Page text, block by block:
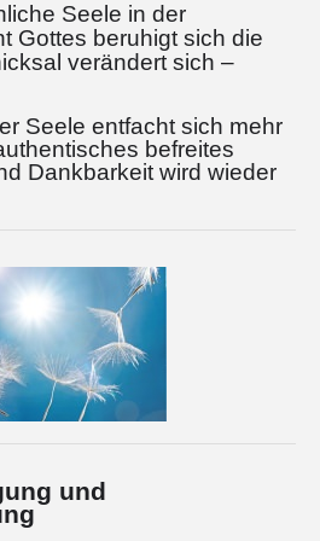
Seele in der
Gottes beruhigt sich die
verändert sich –
Seele entfacht sich mehr
befreites
Dankbarkeit wird wieder
und